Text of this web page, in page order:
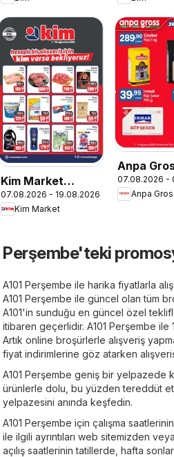
Kim Market
Katalog
07.08.2026 - 19.08.2026
Kim Market
Anpa
Katalog
07.08.2026 -
Anpa
Perşembe'teki
A101 Perşembe ile harika fiyatlarla
A101 Perşembe ile güncel olan tüm
A101'in sunduğu en güncel özel
itibaren geçerlidir. A101 Perşembe ile
Artık online broşürlerle alışveriş
fiyat indirimlerine göz atarken
A101 Perşembe geniş bir yelpazede
ürünlerle dolu, bu yüzden tereddüt
yelpazesini anında keşfedin.
A101 Perşembe için çalışma
ile ilgili ayrıntıları web sitemizden
açılış saatlerinin tatillerde, hafta